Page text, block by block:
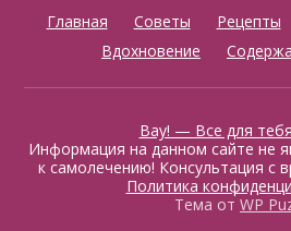
Главная Советы Рецепты
Вдохновение
Вау! — Все для тебя
Информация на данном сайте не
к самолечению! Консультация с
Политика
Тема от WP